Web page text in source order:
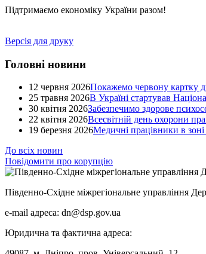
Підтримаємо економіку України разом!
Версія для друку
Головні новини
12 червня 2026Покажемо червону картку
25 травня 2026В Україні стартував
30 квітня 2026Забезпечимо здорове
22 квітня 2026Всесвітній день охорони
19 березня 2026Медичні працівники в
До всіх новин
Повідомити про корупцію
Південно-Східне міжрегіональне управління
e-mail адреса: dn@dsp.gov.ua
Юридична та фактична адреса: